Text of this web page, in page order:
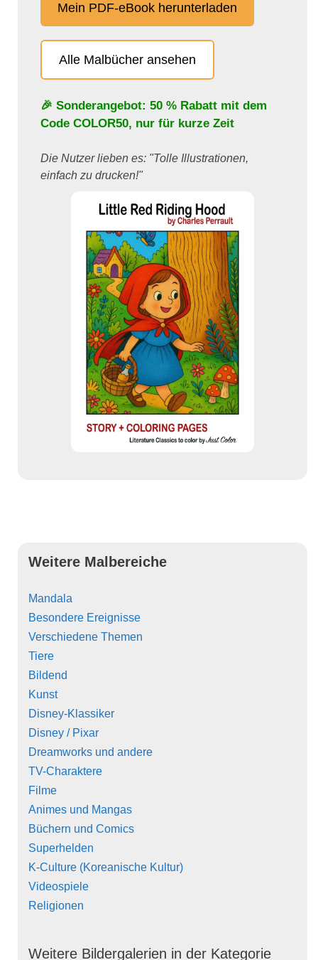
Mein PDF-eBook herunterladen
Alle Malbücher ansehen
🎉 Sonderangebot: 50 % Rabatt mit dem
Code COLOR50, nur für kurze Zeit
Die Nutzer lieben es: "Tolle Illustrationen,
einfach zu drucken!"
Weitere Malbereiche
Mandala
Besondere Ereignisse
Verschiedene Themen
Tiere
Bildend
Kunst
Disney-Klassiker
Disney / Pixar
Dreamworks und andere
TV-Charaktere
Filme
Animes und Mangas
Büchern und Comics
Superhelden
K-Culture (Koreanische Kultur)
Videospiele
Religionen
Weitere Bildergalerien in der Kategorie